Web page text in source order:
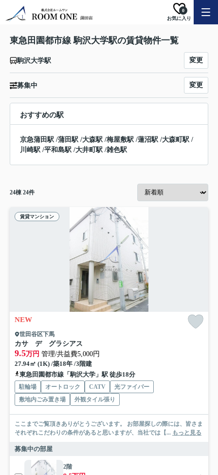
お気に入り
0
東急田園都市線 駒沢大学駅の賃貸物件一覧
駒沢大学駅 変更
募集中 変更
おすすめの駅
京急蒲田駅 /蒲田駅 /大森駅 /梅屋敷駅 /蓮沼駅 /大森町駅 /
川崎駅 /平和島駅 /大井町駅 /雑色駅
24棟 24件
賃貸マンション
NEW
世田谷区下馬
カサ デ グラシアス
9.5万円 管理/共益費5,000円
27.94㎡ (1K) /築18年 /3階建
東急田園都市線「駒沢大学」駅 徒歩18分
駐輪場 オートロック CATV
光ファイバー
敷地内ごみ置き場
外観タイル張り
ここまでご覧頂きありがとうございます。 お部屋探しの際には、皆さま
それぞれこだわりの条件があると思いますが、当社では【... もっと見る
募集中の部屋
2階